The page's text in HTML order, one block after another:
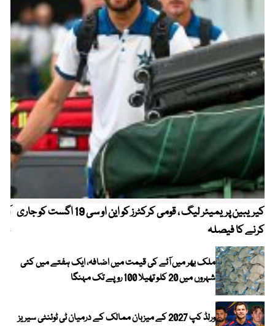
کیریبین پریمیئر لیگ ، قومی کرکٹرز کو این او سی 19 اگست کو جاری
کرنے کا فیصلہ
ملک بھر میں آٹے کی قیمت میں اضافہ، ایک ہفتے میں کئی
شہروں میں 20 کلو تھیلا 100 روپے تک مہنگا
ورلڈ کپ 2027 کے میزبان ممالک کے درمیان ٹی ٹوئنٹی سیریز